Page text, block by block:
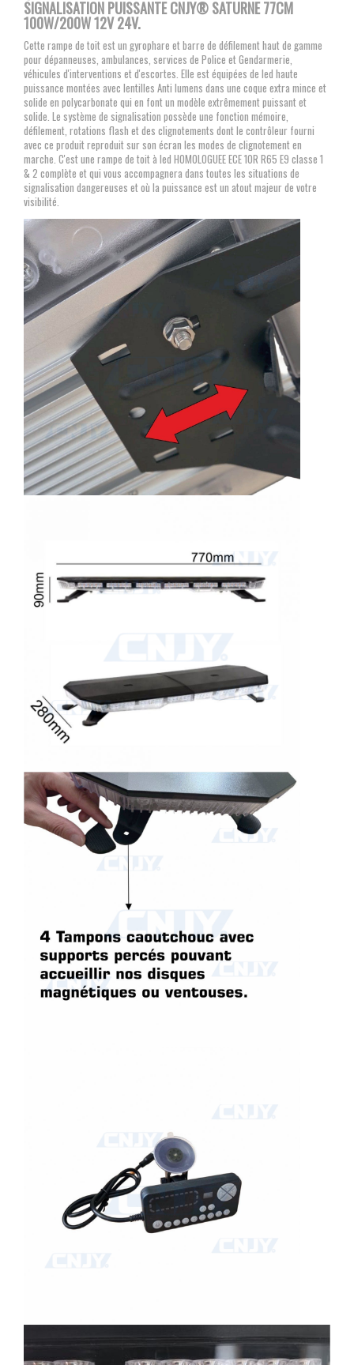
SIGNALISATION PUISSANTE CNJY® SATURNE 77CM
100W/200W 12V 24V.
Cette rampe de toit est un gyrophare et barre de défilement haut de gamme
pour dépanneuses, ambulances, services de Police et Gendarmerie,
véhicules d'interventions et d'escortes. Elle est équipées de led haute
puissance montées avec lentilles Anti lumens dans une coque extra mince et
solide en polycarbonate qui en font un modèle extrêmement puissant et
solide. Le système de signalisation possède une fonction mémoire,
défilement, rotations flash et des clignotements dont le contrôleur fourni
avec ce produit reproduit sur son écran les modes de clignotement en
marche. C'est une rampe de toit à led HOMOLOGUEE ECE 10R R65 E9 classe 1
& 2 complète et qui vous accompagnera dans toutes les situations de
signalisation dangereuses et où la puissance est un atout majeur de votre
visibilité.